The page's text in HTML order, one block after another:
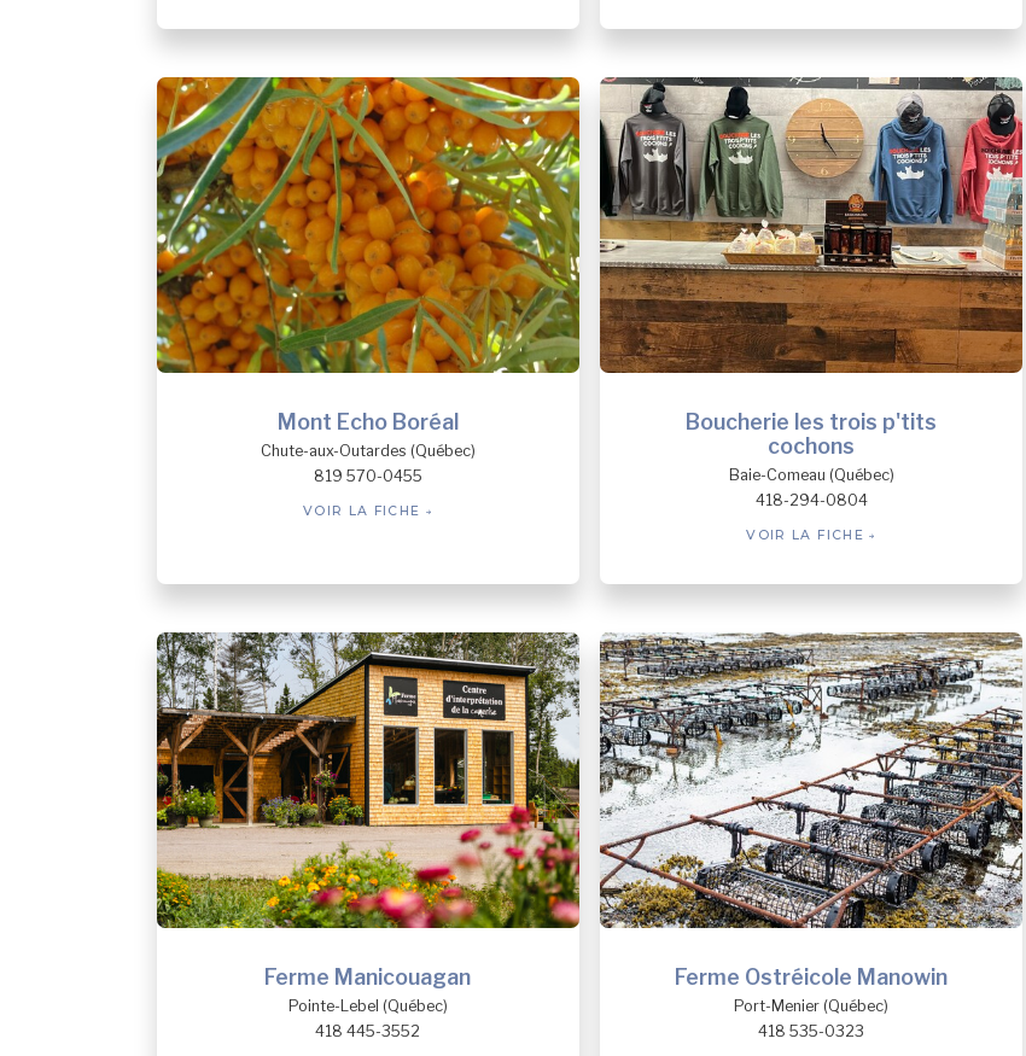
Mont Echo Boréal
Chute-aux-Outardes (Québec)
819 570-0455
VOIR LA FICHE
Boucherie les trois p'tits
cochons
Baie-Comeau (Québec)
418-294-0804
VOIR LA FICHE
Ferme Manicouagan
Pointe-Lebel (Québec)
418 445-3552
Ferme Ostréicole Manowin
Port-Menier (Québec)
418 535-0323